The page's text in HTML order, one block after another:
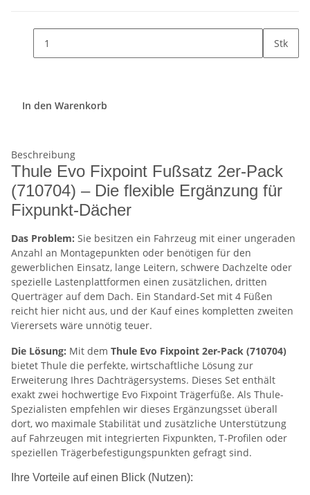
Stk
In den Warenkorb
Beschreibung
Thule Evo Fixpoint Fußsatz 2er-Pack
(710704) – Die flexible Ergänzung für
Fixpunkt-Dächer
Das Problem: Sie besitzen ein Fahrzeug mit einer ungeraden
Anzahl an Montagepunkten oder benötigen für den
gewerblichen Einsatz, lange Leitern, schwere Dachzelte oder
spezielle Lastenplattformen einen zusätzlichen, dritten
Querträger auf dem Dach. Ein Standard-Set mit 4 Füßen
reicht hier nicht aus, und der Kauf eines kompletten zweiten
Vierersets wäre unnötig teuer.
Die Lösung: Mit dem Thule Evo Fixpoint 2er-Pack (710704)
bietet Thule die perfekte, wirtschaftliche Lösung zur
Erweiterung Ihres Dachträgersystems. Dieses Set enthält
exakt zwei hochwertige Evo Fixpoint Trägerfüße. Als Thule-
Spezialisten empfehlen wir dieses Ergänzungsset überall
dort, wo maximale Stabilität und zusätzliche Unterstützung
auf Fahrzeugen mit integrierten Fixpunkten, T-Profilen oder
speziellen Trägerbefestigungspunkten gefragt sind.
Ihre Vorteile auf einen Blick (Nutzen):